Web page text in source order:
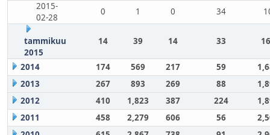
2015-
02-28
0 1 0 34
tammikuu
2015
14 39 14 33
2014 174 569 217 59
2013
267 893 269 88
2012
410 1,823 387 224
2011
458 2,279 606 56